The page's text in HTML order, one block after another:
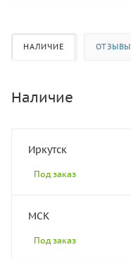
НАЛИЧИЕ ОТЗЫВЫ
Наличие
Иркутск
Под заказ
МСК
Под заказ